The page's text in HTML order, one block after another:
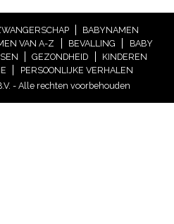
BABYNAMEN
VAN A-Z BEVALLING
BABY
GEZONDHEID
KINDEREN
PERSOONLIJKE VERHALEN
- Alle rechten voorbehouden